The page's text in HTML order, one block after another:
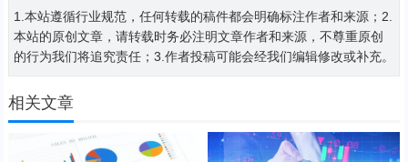
1.本站遵循行业规范，任何转载的稿件都会明确标注作者和来源；2.
本站的原创文章，请转载时务必注明文章作者和来源，不尊重原创
的行为我们将追究责任；3.作者投稿可能会经我们编辑修改或补充。
相关文章